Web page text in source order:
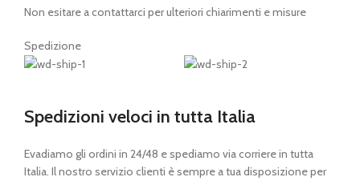
Non esitare a contattarci per ulteriori chiarimenti e misure
Spedizione
Spedizioni veloci in tutta Italia
Evadiamo gli ordini in 24/48 e spediamo via corriere in tutta
Italia. Il nostro servizio clienti è sempre a tua disposizione per